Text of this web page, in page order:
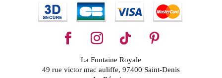
La Fontaine Royale
49 rue victor mac auliffe, 97400 Saint-Denis